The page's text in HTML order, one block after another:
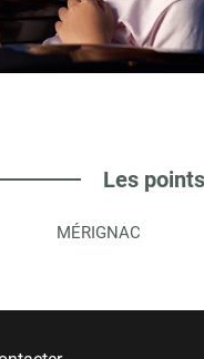
PLUS
Les
MÉRIGNAC